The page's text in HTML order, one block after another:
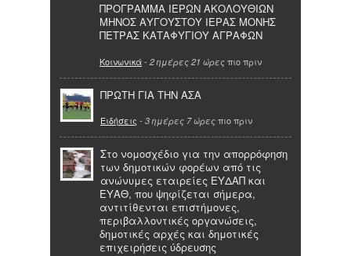
ΠΡΟΓΡΑΜΜΑ ΙΕΡΩΝ ΑΚΟΛΟΥΘΙΩΝ
ΜΗΝΟΣ ΑΥΓΟΥΣΤΟΥ ΙΕΡΑΣ ΜΟΝΗΣ
ΠΕΤΡΑΣ ΚΑΤΑΦΥΓΙΟΥ ΑΓΡΑΦΩΝ
Κοινωνικά- 2 ημέρες 21 ώρες πιο πριν
ΠΡΩΤΗ ΓΙΑ ΤΗΝ ΑΣΑ
Ειδήσεις - 3 ημέρες 7 ώρες πιο πριν
Στο νομοσχέδιο για την απορρόφηση
των δημοτικών φορέων από τις
ανώνυμες εταιρείες ΕΥΔΑΠ και
ΕΥΑΘ, που ψηφίζεται σήμερα,
αντιτίθενται επιστήμονες,
περιβαλλοντικές οργανώσεις,
δημοτικές αρχές και δημοτικές
επιχειρήσεις ύδρευσης